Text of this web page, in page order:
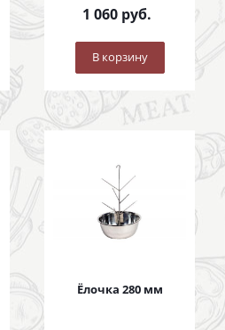
1 060руб.
В корзину
Ёлочка 280 мм